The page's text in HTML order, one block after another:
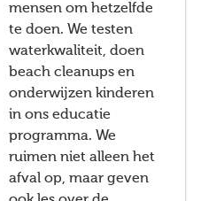
mensen om hetzelfde
te doen. We testen
waterkwaliteit, doen
beach cleanups en
onderwijzen kinderen
in ons educatie
programma. We
ruimen niet alleen het
afval op, maar geven